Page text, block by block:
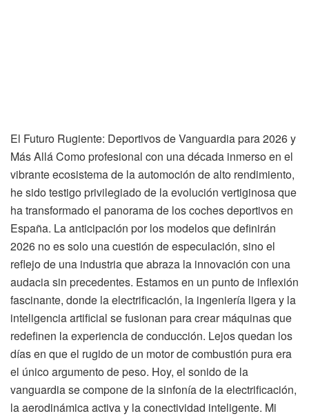
El Futuro Rugiente: Deportivos de Vanguardia para 2026 y
Más Allá Como profesional con una década inmerso en el
vibrante ecosistema de la automoción de alto rendimiento,
he sido testigo privilegiado de la evolución vertiginosa que
ha transformado el panorama de los coches deportivos en
España. La anticipación por los modelos que definirán
2026 no es solo una cuestión de especulación, sino el
reflejo de una industria que abraza la innovación con una
audacia sin precedentes. Estamos en un punto de inflexión
fascinante, donde la electrificación, la ingeniería ligera y la
inteligencia artificial se fusionan para crear máquinas que
redefinen la experiencia de conducción. Lejos quedan los
días en que el rugido de un motor de combustión pura era
el único argumento de peso. Hoy, el sonido de la
vanguardia se compone de la sinfonía de la electrificación,
la aerodinámica activa y la conectividad inteligente. Mi